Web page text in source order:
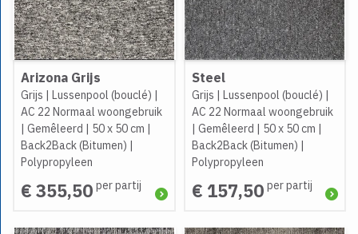
Arizona Grijs
Grijs | Lussenpool (bouclé) |
AC 22 Normaal woongebruik
| Gemêleerd | 50 x 50 cm |
Back2Back (Bitumen) |
Polypropyleen
€ 355,50 per partij
Steel
Grijs | Lussenpool (bouclé) |
AC 22 Normaal woongebruik
| Gemêleerd | 50 x 50 cm |
Back2Back (Bitumen) |
Polypropyleen
€ 157,50 per partij